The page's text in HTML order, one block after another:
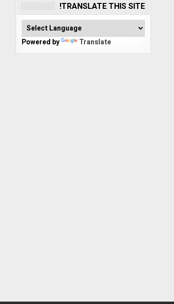
TRANSLATE THIS SITE!
Powered by Translate